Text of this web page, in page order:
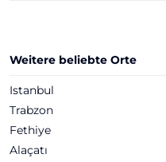
Weitere beliebte Orte
Istanbul
Trabzon
Fethiye
Alaçatı